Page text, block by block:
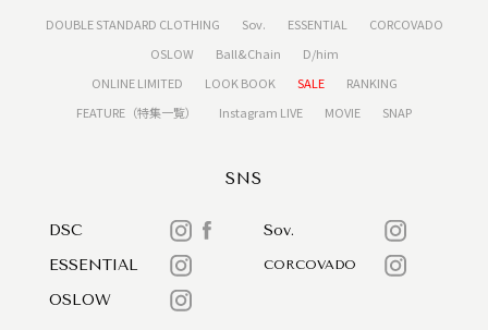
DOUBLE STANDARD CLOTHING Sov. ESSENTIAL
CORCOVADO
OSLOW
Ball&Chain
D/him
ONLINE LIMITED
LOOK BOOK SALE
RANKING
FEATURE（特集一覧）
Instagram LIVE MOVIE SNAP
SNS
DSC
Sov.
ESSENTIAL
CORCOVADO
OSLOW